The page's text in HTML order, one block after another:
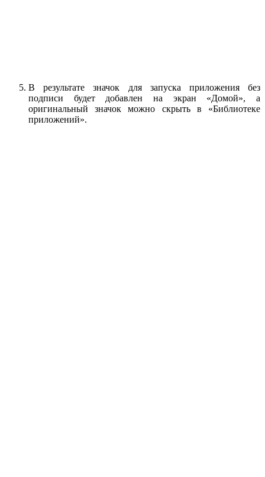
В результате значок для запуска приложения без
подписи будет добавлен на экран «Домой», а
оригинальный значок можно скрыть в «Библиотеке
приложений».